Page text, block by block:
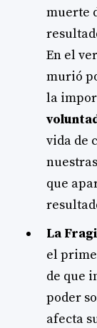
muerte
En el
murió
la
vida de
que
La
el
de que
poder
afecta